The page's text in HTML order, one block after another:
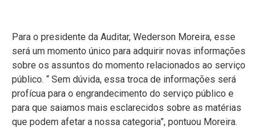
Para o presidente da Auditar, Wederson Moreira, esse
será um momento único para adquirir novas informações
sobre os assuntos do momento relacionados ao serviço
público. “ Sem dúvida, essa troca de informações será
profícua para o engrandecimento do serviço público e
para que saiamos mais esclarecidos sobre as matérias
que podem afetar a nossa categoria”, pontuou Moreira.